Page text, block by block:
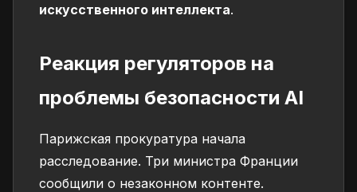
искусственного интеллекта.
Реакция регуляторов на
проблемы безопасности AI
Парижская прокуратура начала
расследование. Три министра Франции
сообщили о незаконном контенте.